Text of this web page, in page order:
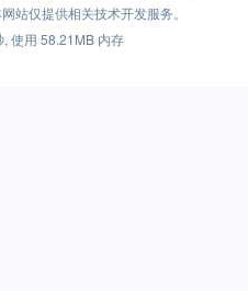
站仅提供相关技术开发服务。
使用 58.21MB 内存